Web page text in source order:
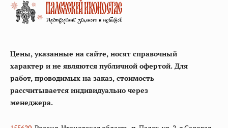
Цены, указанные на сайте, носят справочный
характер и не являются публичной офертой. Для
работ, проводимых на заказ, стоимость
рассчитывается индивидуально через
менеджера.